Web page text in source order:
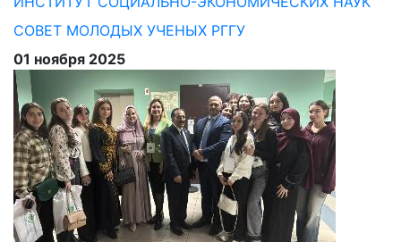
СОВЕТ МОЛОДЫХ УЧЕНЫХ РГГУ
01 ноября 2025